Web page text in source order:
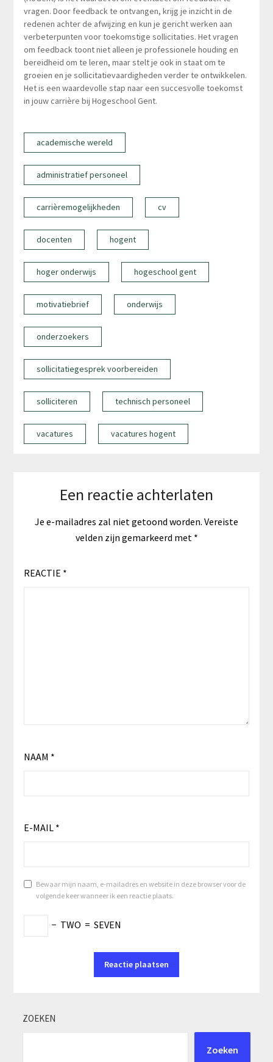
vragen. Door feedback te ontvangen, krijg je inzicht in de
redenen achter de afwijzing en kun je gericht werken aan
verbeterpunten voor toekomstige sollicitaties. Het vragen
om feedback toont niet alleen je professionele houding en
bereidheid om te leren, maar stelt je ook in staat om te
groeien en je sollicitatievaardigheden verder te ontwikkelen.
Het is een waardevolle stap naar een succesvolle toekomst
in jouw carrière bij Hogeschool Gent.
academische wereld
administratief personeel
carrièremogelijkheden cv
docenten hogent
hoger onderwijs hogeschool gent
motivatiebrief onderwijs
onderzoekers
sollicitatiegesprek voorbereiden
solliciteren technisch personeel
vacatures vacatures hogent
Een reactie achterlaten
Je e-mailadres zal niet getoond worden. Vereiste
velden zijn gemarkeerd met *
REACTIE *
NAAM *
E-MAIL *
Bewaar mijn naam, e-mailadres en website in deze browser voor de
volgende keer wanneer ik een reactie plaats.
− TWO = SEVEN
ZOEKEN
Zoeken